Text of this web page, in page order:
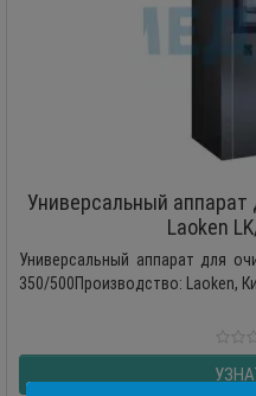
Универсальный
Laoken
Универсальный аппарат для
350/500Производство: Laoken,